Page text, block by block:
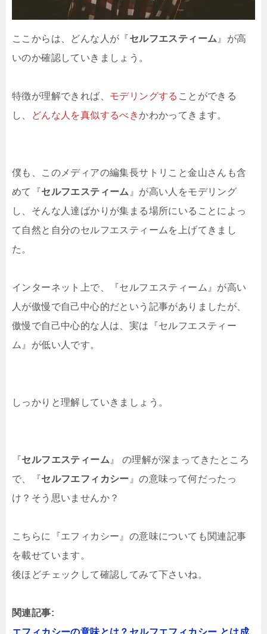
ここからは、どんな人が『セルフエスティーム 』が高
いのか確認していきましょう。
特徴が理解できれば、 モデリングする ことができる
し、
どんな人を真似するべきかわかってきます。
僕も、このメディアの編集長サトリこと金山さんも含
めて『セルフエスティーム 』が高い人をモデリング
し、そんな人達ばかりが集まる場所にいることによっ
て自然と自分のセルフエスティームを上げてきまし
た。
インターネット上で、『セルフエスティーム』が高い
人が傲慢で自己中心的だという記事がありましたが、
傲慢で自己中心的な人は、実は『セルフエスティー
ム』が低い人です。
しっかりと理解していきましょう。
『セルフエスティーム 』 の理解が深まってきたところ
で、『セルフエフィカシー 』の意味って何だったっ
け？そう思いませんか？
こちらに『エフィカシー』の意味についても関連記事
を載せています。
後ほどチェックして確認してみて下さいね。
関連記事:
エフィカシーの意味とは？セルフエフィカシー とは成